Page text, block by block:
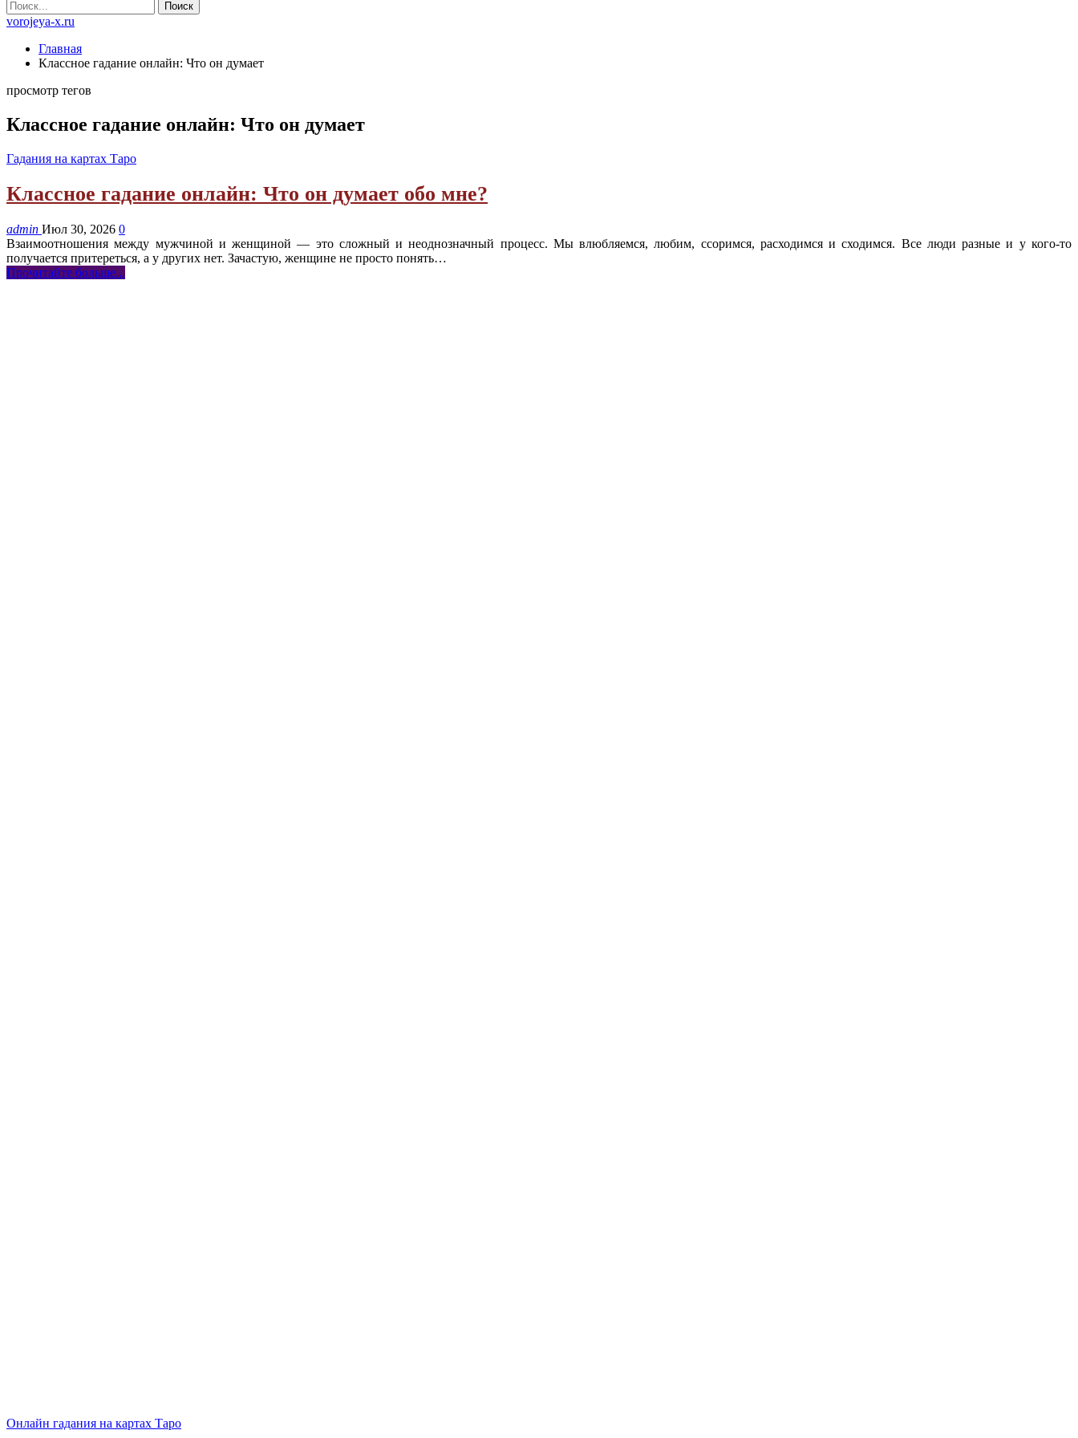
vorojeya-x.ru
Главная
Классное гадание онлайн: Что он думает
просмотр тегов
Классное гадание онлайн: Что он думает
Гадания на картах Таро
Классное гадание онлайн: Что он думает обо мне?
admin Июл 30, 2026 0
Взаимоотношения между мужчиной и женщиной — это сложный и неоднозначный процесс. Мы влюбляемся, любим, ссоримся, расходимся и сходимся. Все люди разные и у кого-то
получается притереться, а у других нет. Зачастую, женщине не просто понять…
Прочитайте больше...
Онлайн гадания на картах Таро